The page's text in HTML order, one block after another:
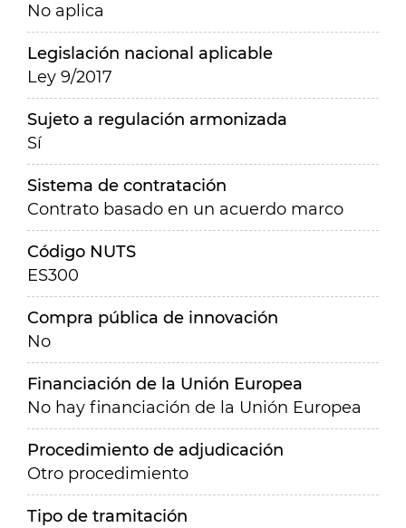
No aplica
Legislación nacional aplicable
Ley 9/2017
Sujeto a regulación armonizada
Sí
Sistema de contratación
Contrato basado en un acuerdo marco
Código NUTS
ES300
Compra pública de innovación
No
Financiación de la Unión Europea
No hay financiación de la Unión Europea
Procedimiento de adjudicación
Otro procedimiento
Tipo de tramitación